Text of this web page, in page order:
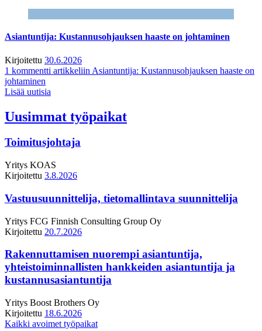
Asiantuntija: Kustannusohjauksen haaste on johtaminen
Kirjoitettu 30.6.2026
1 kommentti artikkeliin Asiantuntija: Kustannusohjauksen haaste on
johtaminen
Lisää uutisia
Uusimmat työpaikat
Toimitusjohtaja
Yritys KOAS
Kirjoitettu 3.8.2026
Vastuusuunnittelija, tietomallintava suunnittelija
Yritys FCG Finnish Consulting Group Oy
Kirjoitettu 20.7.2026
Rakennuttamisen nuorempi asiantuntija,
yhteistoiminnallisten hankkeiden asiantuntija ja
kustannusasiantuntija
Yritys Boost Brothers Oy
Kirjoitettu 18.6.2026
Kaikki avoimet työpaikat